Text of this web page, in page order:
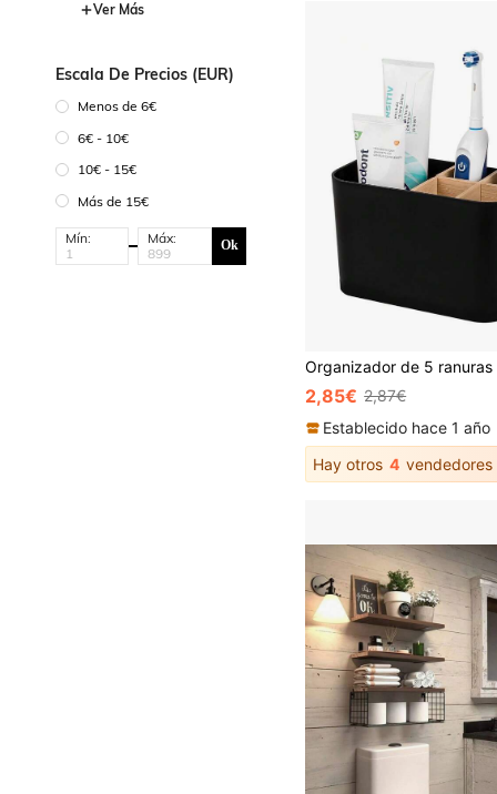
Ver Más
Escala De Precios (EUR)
Menos de 6€
6€ - 10€
10€ - 15€
Más de 15€
Mín: Máx: Ok
2,85€ 2,87€
Establecido hace 1 año
Hay otros 4 vendedores